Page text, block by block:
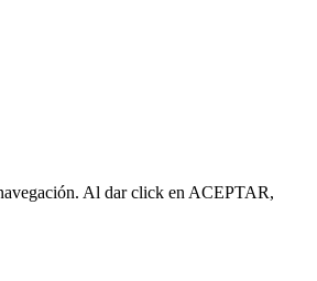
Al dar click en ACEPTAR,